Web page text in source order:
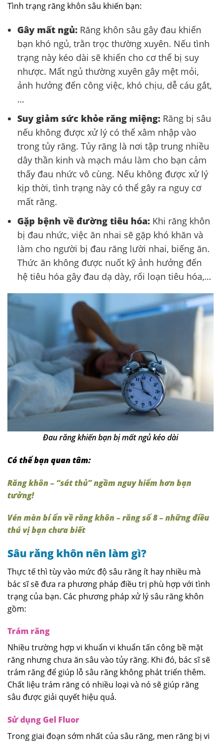
Tình trạng răng khôn sâu khiến bạn:
Gây mất ngủ: Răng khôn sâu gây đau khiến
bạn khó ngủ, trằn trọc thường xuyên. Nếu tình
trạng này kéo dài sẽ khiến cho cơ thể bị suy
nhược. Mất ngủ thường xuyên gây mệt mỏi,
ảnh hưởng đến công việc, khó chịu, dễ cáu gắt,
…
Suy giảm sức khỏe răng miệng: Răng bị sâu
nếu không được xử lý có thể xâm nhập vào
trong tủy răng. Tủy răng là nơi tập trung nhiều
dây thần kinh và mạch máu làm cho bạn cảm
thấy đau nhức vô cùng. Nếu không được xử lý
kịp thời, tình trạng này có thể gây ra nguy cơ
mất răng.
Gặp bệnh về đường tiêu hóa: Khi răng khôn
bị đau nhức, việc ăn nhai sẽ gặp khó khăn và
làm cho người bị đau răng lười nhai, biếng ăn.
Thức ăn không được nuốt kỹ ảnh hưởng đến
hệ tiêu hóa gây đau dạ dày, rối loạn tiêu hóa,…
Đau răng khiến bạn bị mất ngủ kéo dài
Có thể bạn quan tâm:
Răng khôn – “sát thủ” ngầm nguy hiểm hơn bạn
tưởng!
Vén màn bí ẩn về răng khôn – răng số 8 – những điều
thú vị bạn chưa biết
Sâu răng khôn nên làm gì?
Thực tế thì tùy vào mức độ sâu răng ít hay nhiều mà
bác sĩ sẽ đưa ra phương pháp điều trị phù hợp với tình
trạng của bạn. Các phương pháp xử lý sâu răng khôn
gồm:
Trám răng
Nhiều trường hợp vi khuẩn vi khuẩn tấn công bề mặt
răng nhưng chưa ăn sâu vào tủy răng. Khi đó, bác sĩ sẽ
trám răng để giúp lỗ sâu răng không phát triển thêm.
Chất liệu trám răng có nhiều loại và nó sẽ giúp răng
sâu được giải quyết hiệu quả.
Sử dụng Gel Fluor
Trong giai đoạn sớm nhất của sâu răng, men răng bị vi